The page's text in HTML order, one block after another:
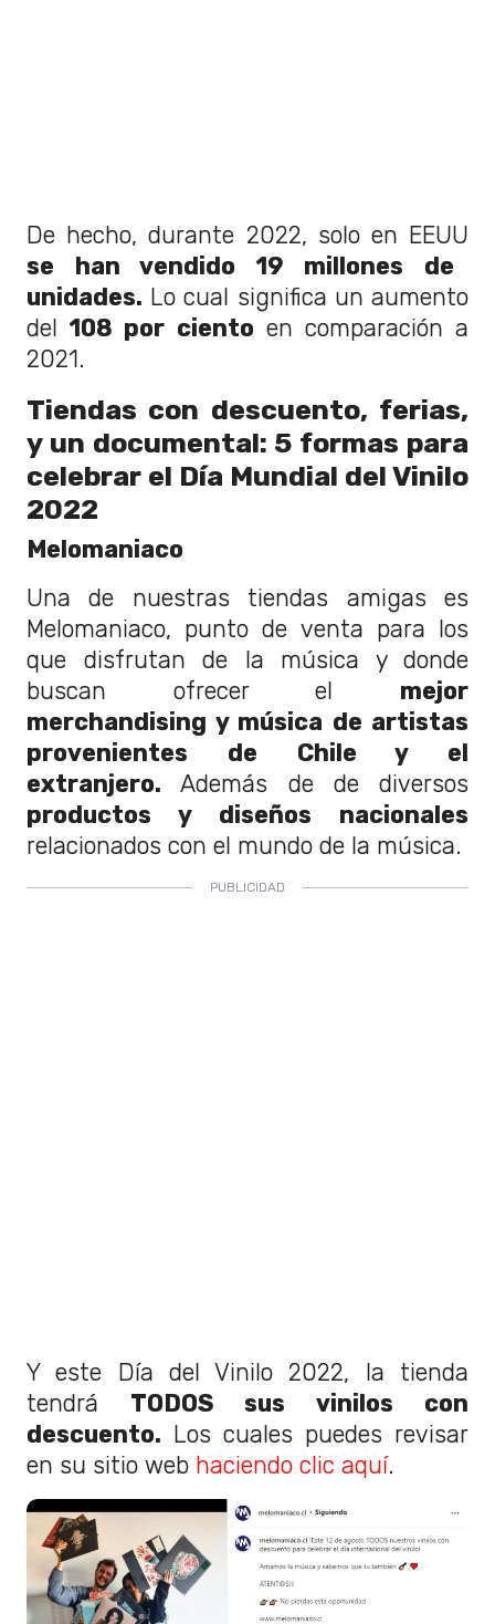
De hecho, durante 2022, solo en EEUU
se han vendido 19 millones de
unidades. Lo cual significa un aumento
del108 por ciento en comparación a
2021.
Tiendas con descuento, ferias,
y un documental: 5 formas para
celebrar el Día Mundial del Vinilo
2022
Melomaniaco
Una de nuestras tiendas amigas es
Melomaniaco, punto de venta para los
que disfrutan de la música y donde
buscan ofrecer el mejor
merchandising y música de artistas
provenientes de Chile y el
extranjero. Además de de diversos
productos y diseños nacionales
relacionados con el mundo de la música.
Y este Día del Vinilo 2022, la tienda
tendrá TODOS sus vinilos con
descuento. Los cuales puedes revisar
en su sitio web haciendo clic aquí.